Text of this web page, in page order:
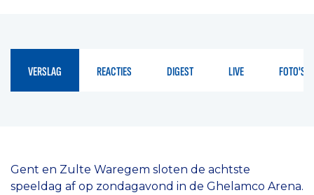
VERSLAG REACTIES DIGEST LIVE FOTO'S
Gent en Zulte Waregem sloten de achtste
speeldag af op zondagavond in de Ghelamco Arena.